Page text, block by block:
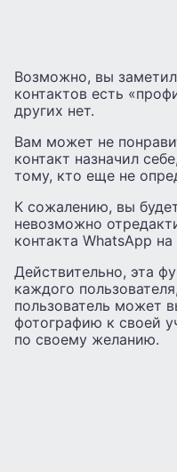
Возможно, вы
контактов есть
других нет.
Вам может не
контакт назначил
тому, кто еще не
К сожалению, вы
невозможно
контакта WhatsApp
Действительно, эта
каждого
пользователь может
фотографию к своей
по своему желанию.